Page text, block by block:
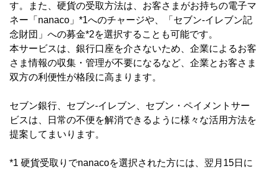
す。また、硬貨の受取方法は、お客さまがお持ちの電子マ
ネー「nanaco」*1へのチャージや、「セブン‐イレブン記
念財団」への募金*2を選択することも可能です。
本サービスは、銀行口座を介さないため、企業によるお客
さま情報の収集・管理が不要になるなど、企業とお客さま
双方の利便性が格段に高まります。
セブン銀行、セブン‐イレブン、セブン・ペイメントサー
ビスは、日常の不便を解消できるように様々な活用方法を
提案してまいります。
*1 硬貨受取りでnanacoを選択された方には、翌月15日に